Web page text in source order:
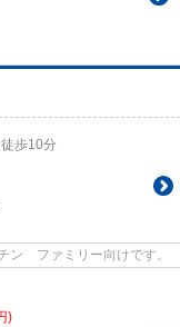
徒歩10分
ファミリー向けです。
)